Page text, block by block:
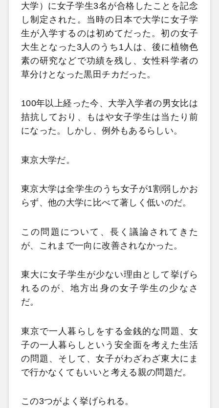
大学）に女子学生3名が合格したことを記念
し制定された。当時の日本で大学に女子学
生が入学するのは初めてだった。初の女子
大生となった3人のうち1人は、後に植物色
素の研究などで功績を残し、女性科学者の
草分けとなった黒田チカだった。
100年以上経った今、大学入学者の男女比は
拮抗しており、もはや女子学生は当たり前
になった。しかし、例外もあるらしい。
東京大学だ。
東京大学は全学生のうち女子が1割弱しかお
らず、他の大学に比べて著しく低いのだ。
この問題について、長く議論されてきた
が、これまで一向に改善されなかった。
東大に女子学生が少ない理由として挙げら
れるのが、地方出身の女子学生の少なさ
だ。
東京で一人暮らしをする金銭的な問題、女
子の一人暮らしという安全面を考えた生活
の問題、そして、女子がわざわざ東大にま
で行かなくてもいいと考える親の問題だ。
この3つがよく挙げられる。